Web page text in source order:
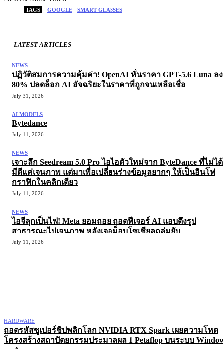
TAGS GOOGLE SMART GLASSES
LATEST ARTICLES
NEWS
ปฏิวัติสมการความคุ้มค่า! OpenAI หั่นราคา GPT-5.6 Luna ลง
80% ปลดล็อก AI อัจฉริยะในราคาที่ถูกจนเหลือเชื่อ
July 31, 2026
AI MODELS
Bytedance
July 11, 2026
NEWS
เจาะลึก Seedream 5.0 Pro ไอไอตัวใหม่จาก ByteDance ที่ไม่ได้
มีดีแค่เจนภาพ แต่มาเพื่อเปลี่ยนร่างข้อมูลยากๆ ให้เป็นอินโฟ
กราฟิกในคลิกเดียว
July 11, 2026
NEWS
ไอจีลุกเป็นไฟ! Meta ยอมถอย ถอดฟีเจอร์ AI แอบดึงรูป
สาธารณะไปเจนภาพ หลังเจอม็อบโซเชียลถล่มยับ
July 11, 2026
HARDWARE
ถอดรหัสซูเปอร์ชิปพลิกโลก NVIDIA RTX Spark เผยความโหด
โครงสร้างสถาปัตยกรรมประมวลผล 1 Petaflop บนระบบ